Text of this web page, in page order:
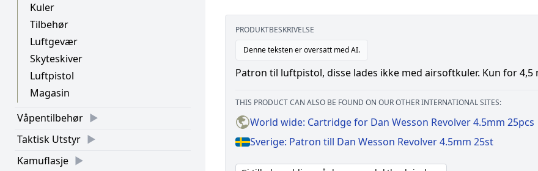
Kuler
Tilbehør
Luftgevær
Skyteskiver
Luftpistol
Magasin
Våpentilbehør
Taktisk Utstyr
Kamuflasje
PRODUKTBESKRIVELSE
Denne teksten er oversatt med AI.
Patron til luftpistol, disse lades ikke med airsoftkuler. Kun for 4,5
THIS PRODUCT CAN ALSO BE FOUND ON OUR OTHER INTERNATIONAL SITES:
World wide: Cartridge for Dan Wesson Revolver 4.5mm 25pcs
Sverige: Patron till Dan Wesson Revolver 4.5mm 25st